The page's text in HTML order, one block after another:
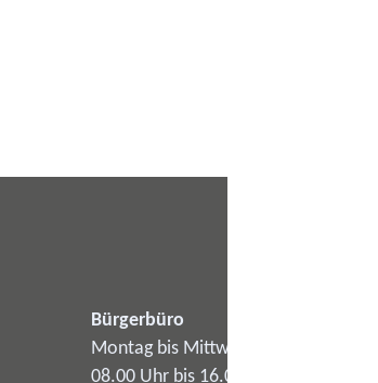
Bürgerbüro
Montag bis Mittwoch
08.00 Uhr bis 16.00 Uhr